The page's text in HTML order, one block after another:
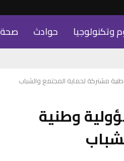
وتكنولوجيا حوادث صحة
مشتركة لحماية المجتمع والشباب
وطنية